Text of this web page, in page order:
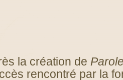
la création de
rencontré par la